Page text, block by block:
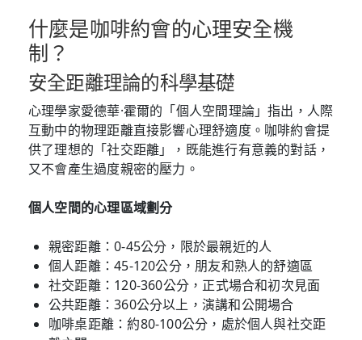
什麼是咖啡約會的心理安全機
制？
安全距離理論的科學基礎
心理學家愛德華·霍爾的「個人空間理論」指出，人際
互動中的物理距離直接影響心理舒適度。咖啡約會提
供了理想的「社交距離」，既能進行有意義的對話，
又不會產生過度親密的壓力。
個人空間的心理區域劃分
親密距離：0-45公分，限於最親近的人
個人距離：45-120公分，朋友和熟人的舒適區
社交距離：120-360公分，正式場合和初次見面
公共距離：360公分以上，演講和公開場合
咖啡桌距離：約80-100公分，處於個人與社交距